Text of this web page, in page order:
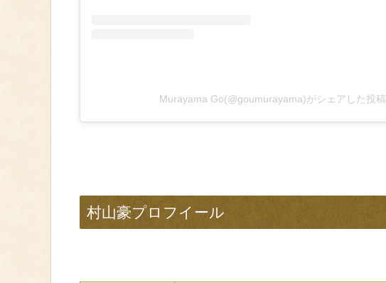
Murayama Go(@goumurayama)がシェアした投稿
村山豪プロフイール